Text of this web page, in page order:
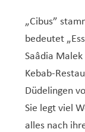
„Cibus”
bedeutet
Saâdia
Kebab-
Düdelingen
Sie legt viel
alles nach